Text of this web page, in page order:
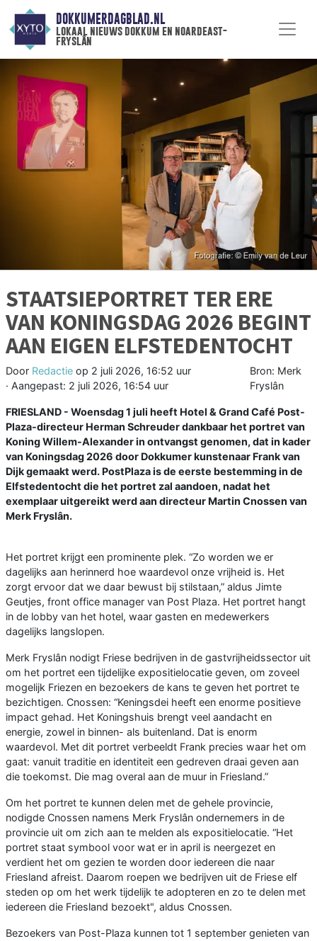
DOKKUMERDAGBLAD.NL
lokaal nieuws dokkum en noardeast-
fryslân
STAATSIEPORTRET TER ERE
VAN KONINGSDAG 2026 BEGINT
AAN EIGEN ELFSTEDENTOCHT
Door Redactie op 2 juli 2026, 16:52 uur
· Aangepast: 2 juli 2026, 16:54 uur
Bron: Merk
Fryslân
FRIESLAND - Woensdag 1 juli heeft Hotel & Grand Café Post-
Plaza-directeur Herman Schreuder dankbaar het portret van
Koning Willem-Alexander in ontvangst genomen, dat in kader
van Koningsdag 2026 door Dokkumer kunstenaar Frank van
Dijk gemaakt werd. PostPlaza is de eerste bestemming in de
Elfstedentocht die het portret zal aandoen, nadat het
exemplaar uitgereikt werd aan directeur Martin Cnossen van
Merk Fryslân.
Het portret krijgt een prominente plek. “Zo worden we er
dagelijks aan herinnerd hoe waardevol onze vrijheid is. Het
zorgt ervoor dat we daar bewust bij stilstaan,” aldus Jimte
Geutjes, front office manager van Post Plaza. Het portret hangt
in de lobby van het hotel, waar gasten en medewerkers
dagelijks langslopen.
Merk Fryslân nodigt Friese bedrijven in de gastvrijheidssector uit
om het portret een tijdelijke expositielocatie geven, om zoveel
mogelijk Friezen en bezoekers de kans te geven het portret te
bezichtigen. Cnossen: “Keningsdei heeft een enorme positieve
impact gehad. Het Koningshuis brengt veel aandacht en
energie, zowel in binnen- als buitenland. Dat is enorm
waardevol. Met dit portret verbeeldt Frank precies waar het om
gaat: vanuit traditie en identiteit een gedreven draai geven aan
die toekomst. Die mag overal aan de muur in Friesland.”
Om het portret te kunnen delen met de gehele provincie,
nodigde Cnossen namens Merk Fryslân ondernemers in de
provincie uit om zich aan te melden als expositielocatie. “Het
portret staat symbool voor wat er in april is neergezet en
verdient het om gezien te worden door iedereen die naar
Friesland afreist. Daarom roepen we bedrijven uit de Friese elf
steden op om het werk tijdelijk te adopteren en zo te delen met
iedereen die Friesland bezoekt", aldus Cnossen.
Bezoekers van Post-Plaza kunnen tot 1 september genieten van